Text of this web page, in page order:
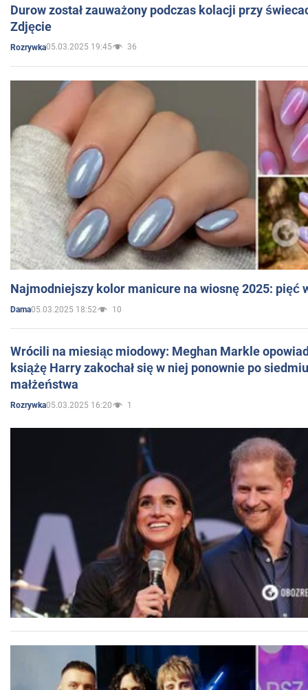
Durow został zauważony podczas kolacji przy
Zdjęcie
Rozrywka05.03.2025 19:45 36
Najmodniejszy kolor manicure na wiosnę 2025: pięć
Dama05.03.2025 18:52 10
Wrócili na miesiąc miodowy: Meghan Markle
książę Harry zakochał się w niej ponownie po
małżeństwa
Rozrywka05.03.2025 16:20 1